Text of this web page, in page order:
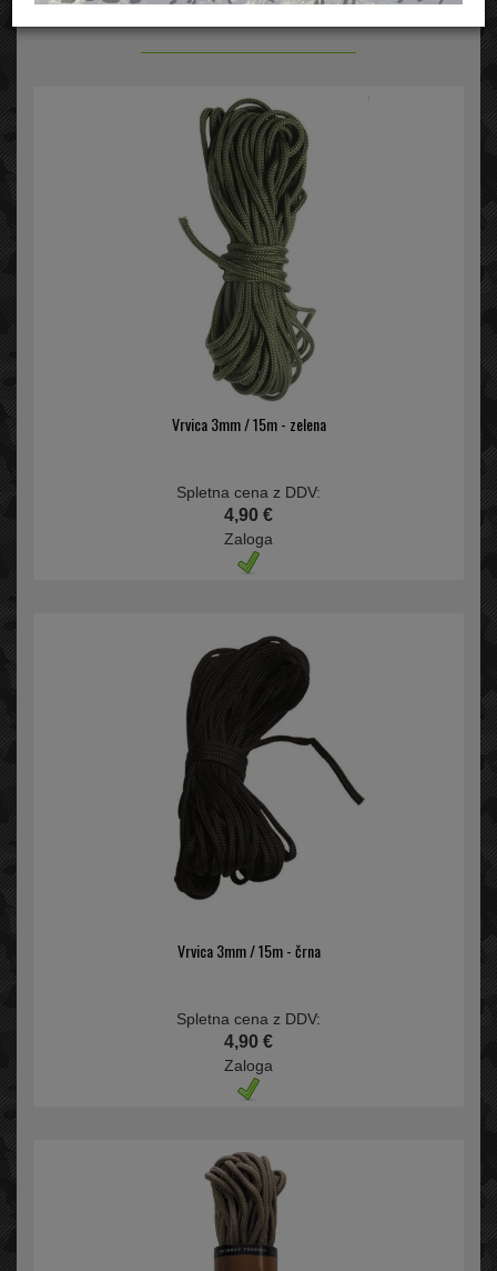
VRVI
Vrvica 3mm / 15m - zelena
Spletna cena z DDV:
4,90 €
Zaloga
Vrvica 3mm / 15m - črna
Spletna cena z DDV:
4,90 €
Zaloga